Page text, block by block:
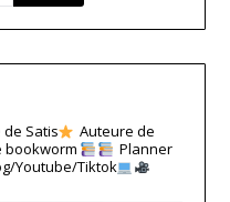
de Satis
Auteure de
bookworm
Planner
Youtube/Tiktok